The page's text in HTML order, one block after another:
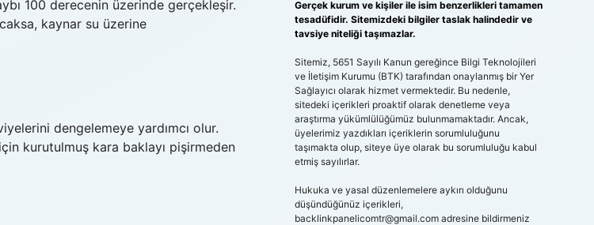
100 derecenin üzerinde gerçekleşir.
kaynar su üzerine
dengelemeye yardımcı olur.
kurutulmuş kara baklayı pişirmeden
Gerçek kurum ve kişiler ile isim benzerlikleri tamamen
tesadüfidir. Sitemizdeki bilgiler taslak halindedir ve
tavsiye niteliği taşımazlar.
Sitemiz, 5651 Sayılı Kanun gereğince Bilgi Teknolojileri
ve İletişim Kurumu (BTK) tarafından onaylanmış bir Yer
Sağlayıcı olarak hizmet vermektedir. Bu nedenle,
sitedeki içerikleri proaktif olarak denetleme veya
araştırma yükümlülüğümüz bulunmamaktadır. Ancak,
üyelerimiz yazdıkları içeriklerin sorumluluğunu
taşımakta olup, siteye üye olarak bu sorumluluğu kabul
etmiş sayılırlar.
Hukuka ve yasal düzenlemelere aykırı olduğunu
düşündüğünüz içerikleri,
backlinkpanelicomtr@gmail.comadresine bildirmeniz